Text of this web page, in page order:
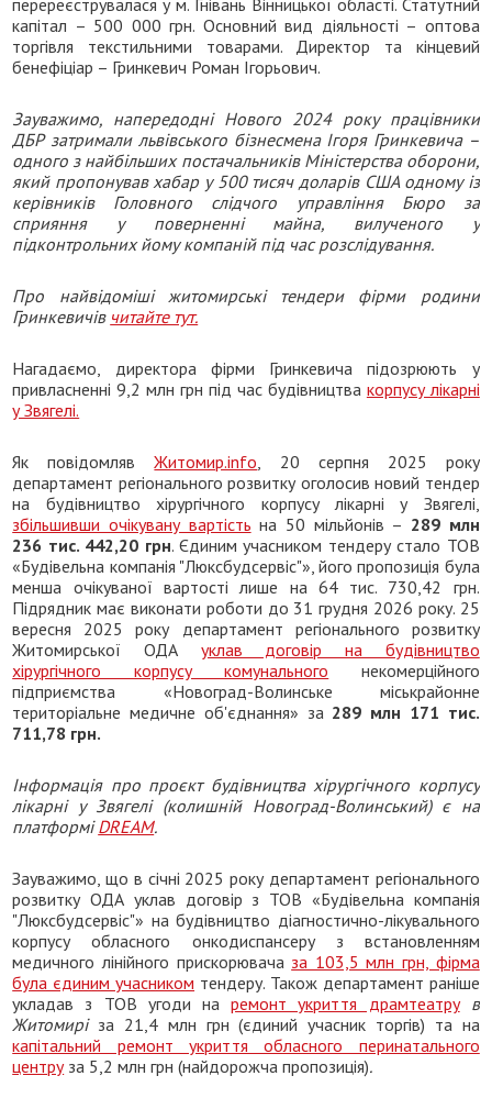
капітал – 500 000 грн. Основний вид діяльності – оптова
торгівля текстильними товарами. Директор та кінцевий
бенефіціар – Гринкевич Роман Ігорьович.
Зауважимо, напередодні Нового 2024 року працівники
ДБР затримали львівського бізнесмена Ігоря Гринкевича –
одного з найбільших постачальників Міністерства оборони,
який пропонував хабар у 500 тисяч доларів США одному із
керівників Головного слідчого управління Бюро за
сприяння у поверненні майна, вилученого у
підконтрольних йому компаній під час розслідування.
Про найвідоміші житомирські тендери фірми родини
Гринкевичів читайте тут.
Нагадаємо, директора фірми Гринкевича підозрюють у
привласненні 9,2 млн грн під час будівництва корпусу лікарні
у Звягелі.
Як повідомлявЖитомир.info , 20 серпня 2025 року
департамент регіонального розвитку оголосив новий тендер
на будівництво хірургічного корпусу лікарні у Звягелі,
збільшивши очікувану вартість на 50 мільйонів – 289 млн
236 тис. 442,20 грн. Єдиним учасником тендеру стало ТОВ
«Будівельна компанія "Люксбудсервіс"», його пропозиція була
менша очікуваної вартості лише на 64 тис. 730,42 грн.
Підрядник має виконати роботи до 31 грудня 2026 року. 25
вересня 2025 року департамент регіонального розвитку
Житомирської ОДА уклав договір на будівництво
хірургічного корпусу комунального некомерційного
підприємства «Новоград-Волинське міськрайонне
територіальне медичне об'єднання» за 289 млн 171 тис.
711,78 грн.
Інформація про проєкт будівництва хірургічного корпусу
лікарні у Звягелі (колишній Новоград-Волинський) є на
платформіDREAM.
Зауважимо, що в січні 2025 року департамент регіонального
розвитку ОДА уклав договір з ТОВ «Будівельна компанія
"Люксбудсервіс"» на будівництво діагностично-лікувального
корпусу обласного онкодиспансеру з встановленням
медичного лінійного прискорювача за 103,5 млн грн, фірма
була єдиним учасником тендеру. Також департамент раніше
укладав з ТОВ угоди наремонт укриття драмтеатрув
Житомирі за 21,4 млн грн (єдиний учасник торгів) та на
капітальний ремонт укриття обласного перинатального
центруза 5,2 млн грн (найдорожча пропозиція).